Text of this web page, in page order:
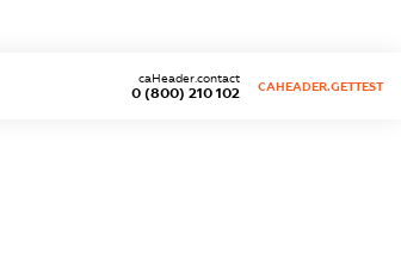
0 (800) 210 102
caHeader.contact
CAHEADER.GETTEST